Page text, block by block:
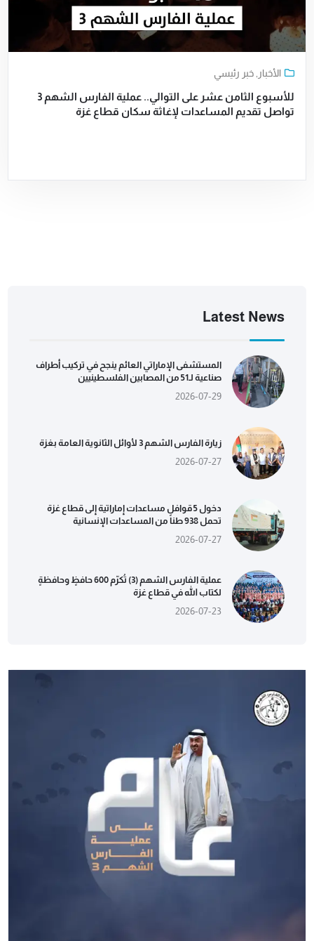
الأخبار ,خبر رئيسي
للأسبوع الثامن عشر على التوالي.. عملية الفارس الشهم 3
تواصل تقديم المساعدات لإغاثة سكان قطاع غزة
Latest News
المستشفى الإماراتي العائم ينجح في تركيب أطراف
صناعية لـ51 من المصابين الفلسطينيين
2026-07-29
زيارة الفارس الشهم 3 لأوائل الثانوية العامة بغزة
2026-07-27
دخول 5 قوافل مساعدات إماراتية إلى قطاع غزة
تحمل 938 طناً من المساعدات الإنسانية
2026-07-27
عملية الفارس الشهم (3) تُكرّم 600 حافظٍ وحافظةٍ
لكتاب الله في قطاع غزة
2026-07-23